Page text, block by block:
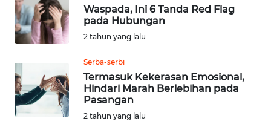
Waspada, Ini 6 Tanda Red Flag
pada Hubungan
2 tahun yang lalu
Serba-serbi
Termasuk Kekerasan Emosional,
Hindari Marah Berlebihan pada
Pasangan
2 tahun yang lalu
DISCLAIMER
Wahana
Regional
WN
SUMUT